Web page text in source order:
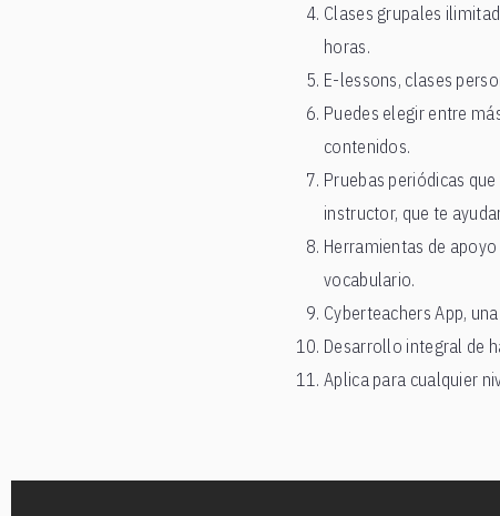
Clases grupales
horas.
E-lessons, clases
Puedes elegir entre
contenidos.
Pruebas periódicas
instructor, que te
Herramientas de
vocabulario.
Cyberteachers App,
Desarrollo integral de
Aplica para cualquier